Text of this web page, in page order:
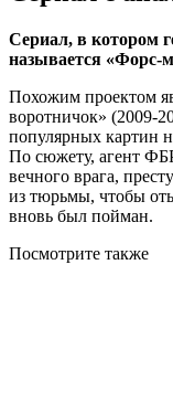
Сериал, в котором
называется «Форс-
Похожим проектом
воротничок» (2009-
популярных картин
По сюжету, агент
вечного врага,
из тюрьмы, чтобы
вновь был пойман.
Посмотрите также